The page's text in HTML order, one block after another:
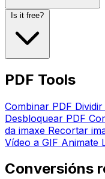
Is it free?
PDF Tools
Combinar PDF Dividir
Desbloquear PDF
da imaxe Recortar
Vídeo a GIF Animate
Conversións